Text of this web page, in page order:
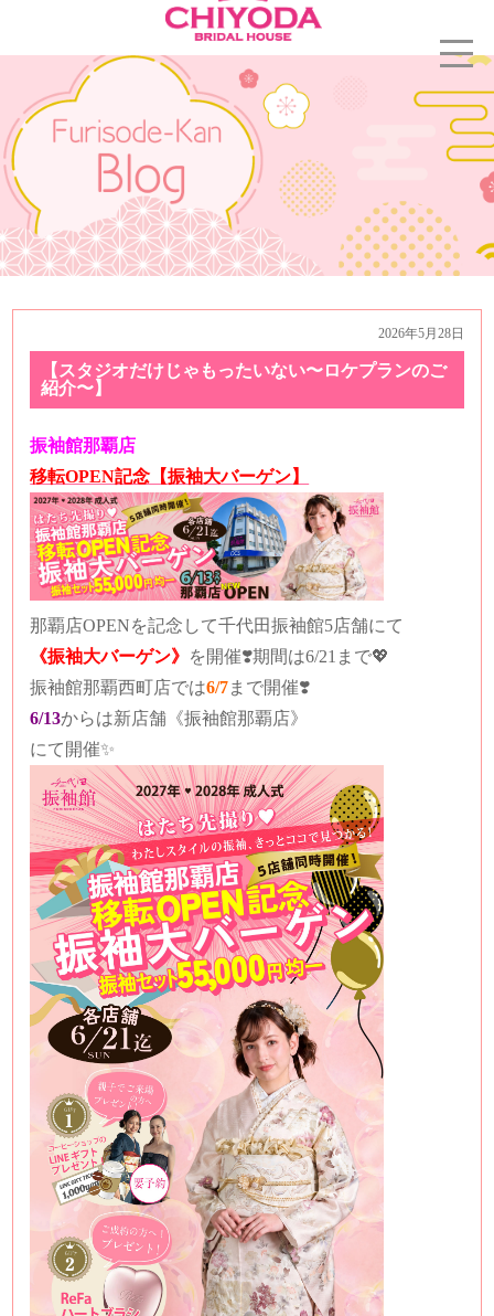
2026年5月28日
【スタジオだけじゃもったいない〜ロケプランのご
紹介〜】
振袖館那覇店
移転OPEN記念【振袖大バーゲン】
那覇店OPENを記念して千代田振袖館5店舗にて
《振袖大バーゲン》 を開催❣️期間は6/21まで💖
振袖館那覇西町店では6/7まで開催❣️
6/13からは新店舗《振袖館那覇店》
にて開催✨